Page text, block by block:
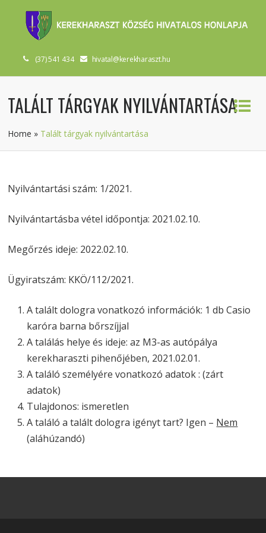
(37) 541 434 hivatal@kerekharaszt.hu
TALÁLT TÁRGYAK NYILVÁNTARTÁSA
Home » Talált tárgyak nyilvántartása
Nyilvántartási szám: 1/2021.
Nyilvántartásba vétel időpontja: 2021.02.10.
Megőrzés ideje: 2022.02.10.
Ügyiratszám: KKÖ/112/2021.
A talált dologra vonatkozó információk: 1 db Casio
karóra barna bőrszíjjal
A találás helye és ideje: az M3-as autópálya
kerekharaszti pihenőjében, 2021.02.01.
A találó személyére vonatkozó adatok : (zárt
adatok)
Tulajdonos: ismeretlen
A találó a talált dologra igényt tart? Igen – Nem
(aláhúzandó)